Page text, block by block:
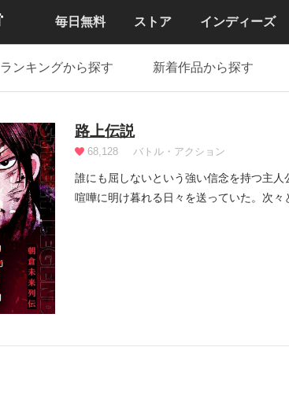
毎日無料 ストア インディーズ
ランキングから探す 新着作品から探す
路上伝説
68,128 バトル・アクション
誰にも屈しないという強い信念を持つ主人
喧嘩に明け暮れる日々を送っていた。次々